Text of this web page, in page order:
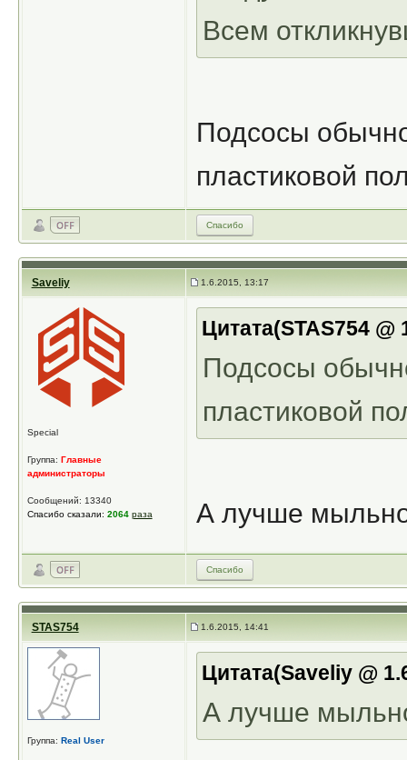
Всем
Подсосы
пластиковой
Спасибо
Saveliy 1.6.2015, 13:17
Special
Группа: Главные
администраторы
Сообщений: 13340
Спасибо сказали: 2064 раза
Цитата(STAS754
Подсосы
пластиковой
А лучше
Спасибо
STAS754 1.6.2015, 14:41
Группа: Real User
Цитата(Saveliy @
А лучше